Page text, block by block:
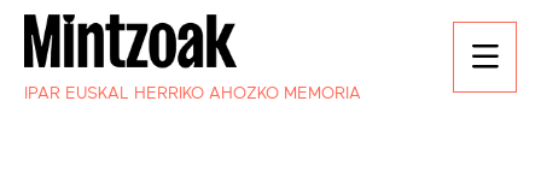
IPAR EUSKAL HERRIKO AHOZKO MEMORIA